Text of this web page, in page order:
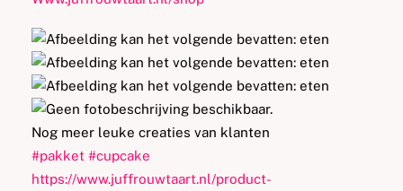
Nog meer leuke creaties van klanten
#pakket #cupcake
https://www.juffrouwtaart.nl/product-